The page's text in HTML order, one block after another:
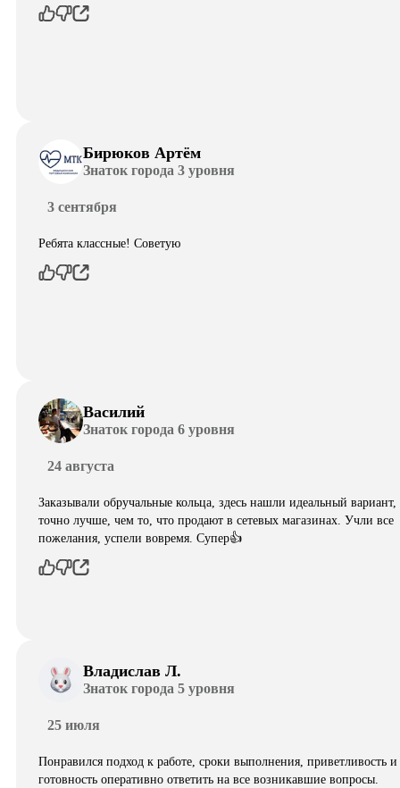
Бирюков Артём
Знаток города 3 уровня
3 сентября
Ребята классные! Советую
Василий
Знаток города 6 уровня
24 августа
Заказывали обручальные кольца, здесь нашли идеальный вариант,
точно лучше, чем то, что продают в сетевых магазинах. Учли все
пожелания, успели вовремя. Супер👍
Владислав Л.
Знаток города 5 уровня
25 июля
Понравился подход к работе, сроки выполнения, приветливость и
готовность оперативно ответить на все возникавшие вопросы.